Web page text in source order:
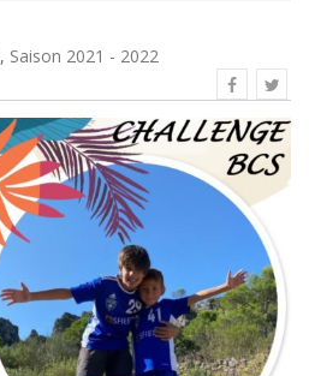
, Saison 2021 - 2022